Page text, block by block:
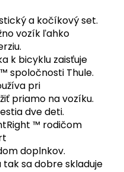
a kočíkový set.
vozík ľahko
k bicyklu zaisťuje
spoločnosti Thule.
pri
priamo na vozíku.
dve deti.
™ rodičom
doplnkov.
tak sa dobre skladuje